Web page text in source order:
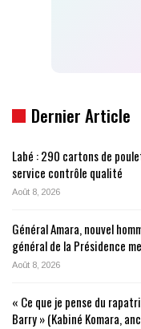
Dernier Article
Labé : 290 cartons de
service contrôle qualité
Août 8, 2026
Général Amara, nouvel
général de la Présidence
Août 8, 2026
« Ce que je pense du
Barry » (Kabiné Komara,